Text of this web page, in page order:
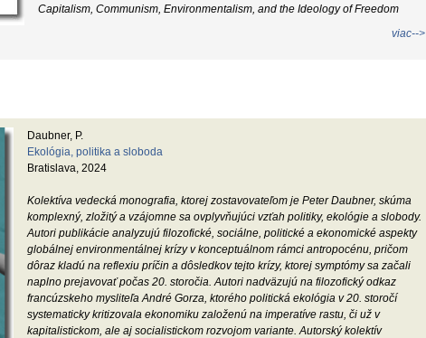
Capitalism, Communism, Environmentalism, and the Ideology of Freedom
viac-->
Daubner, P.
Ekológia, politika a sloboda
Bratislava, 2024
Kolektíva vedecká monografia, ktorej zostavovateľom je Peter Daubner, skúma
komplexný, zložitý a vzájomne sa ovplyvňujúci vzťah politiky, ekológie a slobody.
Autori publikácie analyzujú filozofické, sociálne, politické a ekonomické aspekty
globálnej environmentálnej krízy v konceptuálnom rámci antropocénu, pričom
dôraz kladú na reflexiu príčin a dôsledkov tejto krízy, ktorej symptómy sa začali
naplno prejavovať počas 20. storočia. Autori nadväzujú na filozofický odkaz
francúzskeho mysliteľa André Gorza, ktorého politická ekológia v 20. storočí
systematicky kritizovala ekonomiku založenú na imperatíve rastu, či už v
kapitalistickom, ale aj socialistickom rozvojom variante. Autorský kolektív
J., Dip, P.C.
with Nineteenth-Century Continental Philosophy : discussions and debates
- Boston, 2024
postavami, ako Fichte, Schelling, Hegel, Kierkegaard, Feuerbach, Marx, Engels a
bolo devätnáste storočie dynamickým obdobím filozofického rozvoja. Toto
zanechalo trvalý prínos v niekoľkých oblastiach filozofie. Navyše, vytvorilo
pre rozvoj sociálnych vied na prelome dvadsiateho storočia. Tento zväzok je
skúmaniu bohatej tradície kontinentálnej filozofie devätnásteho storočia v jej
oblastiach s hlavným cieľom zdôrazniť dôležitosť tejto tradície pri rozvoji
prúdov myslenia dvadsiateho a dvadsiateho prvého storočia.